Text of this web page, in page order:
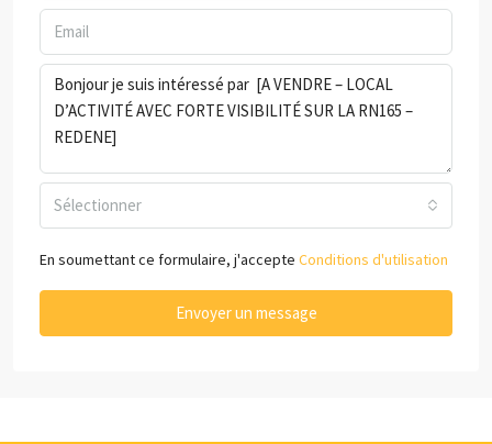
Sélectionner
En soumettant ce formulaire, j'accepte Conditions d'utilisation
Envoyer un message